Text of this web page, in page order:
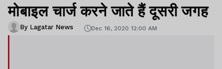
मोबाइल चार्ज करने जाते हैं दूसरी जगह
By Lagatar News Dec 16, 2020 12:00 AM